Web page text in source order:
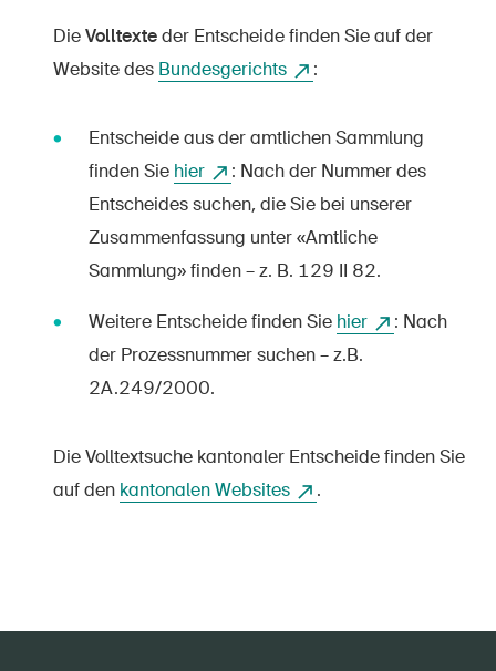
DieVolltexteder Entscheide finden Sie auf der
Website des Bundesgerichts :
Entscheide aus der amtlichen Sammlung
finden Sie hier
: Nach der Nummer des
Entscheides suchen, die Sie bei unserer
Zusammenfassung unter «Amtliche
Sammlung» finden – z. B. 129 II 82.
Weitere Entscheide finden Sie hier
: Nach
der Prozessnummer suchen – z.B.
2A.249/2000.
Die Volltextsuche kantonaler Entscheide finden Sie
auf den kantonalen Websites .